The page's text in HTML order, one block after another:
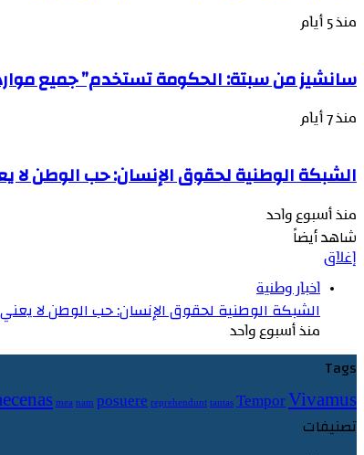
منذ 5 أيام
سانشيز من سبتة: الحكومة تستخدم” جميع
منذ 7 أيام
الشبكة الوطنية لحقوق الإنسان: حب الوطن لا
منذ أسبوع واحد
شاهد أيضاً
إغلاق
اخبار وطنية
الشبكة الوطنية لحقوق الإنسان: حب الوطن لا
منذ أسبوع واحد
Tags
mea nam posuere reprehendunt tantas Tempor Vivamus
تصنيفات